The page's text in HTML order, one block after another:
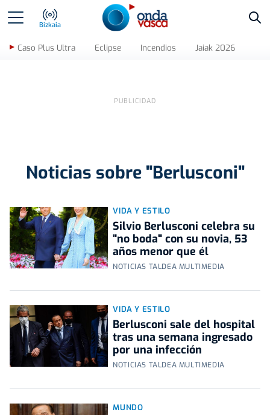
Bizkaia
Caso Plus Ultra Eclipse Incendios Jaiak 2026
Noticias sobre "Berlusconi"
VIDA Y ESTILO
Silvio Berlusconi celebra su
"no boda" con su novia, 53
años menor que él
NOTICIAS TALDEA MULTIMEDIA
VIDA Y ESTILO
Berlusconi sale del hospital
tras una semana ingresado
por una infección
NOTICIAS TALDEA MULTIMEDIA
MUNDO